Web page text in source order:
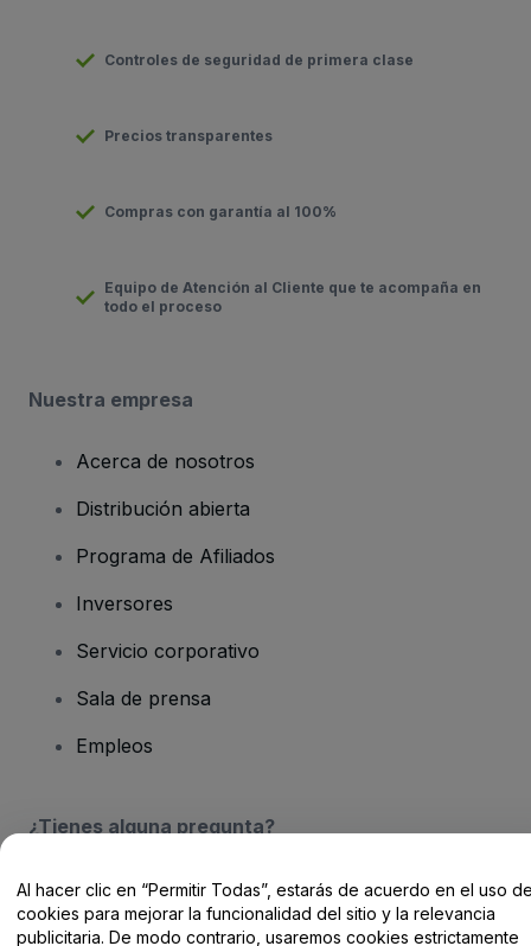
Controles de seguridad de primera clase
Precios transparentes
Compras con garantía al 100%
Equipo de Atención al Cliente que te acompaña en
todo el proceso
Nuestra empresa
Acerca de nosotros
Distribución abierta
Programa de Afiliados
Inversores
Servicio corporativo
Sala de prensa
Empleos
¿Tienes alguna pregunta?
Centro de Ayuda / Contacto
Al hacer clic en “Permitir Todas”, estarás de acuerdo en el uso
cookies para mejorar la funcionalidad del sitio y la relevancia
publicitaria. De modo contrario, usaremos cookies estrictamente